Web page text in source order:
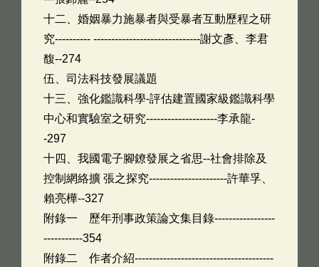
十二、婚姻暴力施暴者與受暴者互動歷程之研
究---------- ------------------------------謝文彥、李君
馥--274
伍、司法科技發展議題
十三、強化鑑識科學-評估建置國家級鑑識科學
中心和實驗室之研究--------------------李承龍-
-297
十四、我國電子腳鐐發展之省思--社會排除及
控制網絡擴 張之探究----------------------許華孚、
賴亮樺--327
附錄一 歷年刑事政策論文集目錄-----------------
-----------354
附錄二 作者介紹---------------------------------------